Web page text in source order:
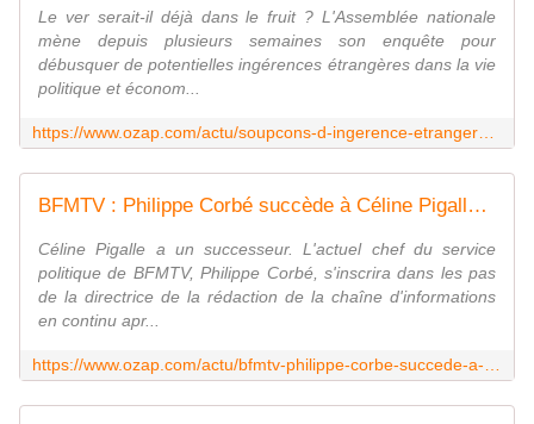
Le ver serait-il déjà dans le fruit ? L'Assemblée nationale
mène depuis plusieurs semaines son enquête pour
débusquer de potentielles ingérences étrangères dans la vie
politique et économ...
BFMTV : Philippe Corbé succède à Céline Pigalle comme directeur de la rédaction
Céline Pigalle a un successeur. L'actuel chef du service
politique de BFMTV, Philippe Corbé, s'inscrira dans les pas
de la directrice de la rédaction de la chaîne d'informations
en continu apr...